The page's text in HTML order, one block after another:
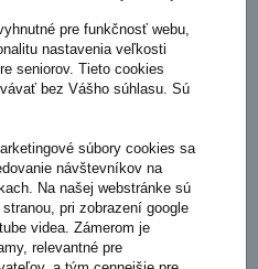
13:00 - 17:00
pre funkčnosť webu,
nastavenia veľkosti
seniorov. Tieto cookies
bez Vášho súhlasu. Sú
súbory cookies sa
návštevníkov na
Na našej webstránke sú
pri zobrazení google
videa. Zámerom je
relevantné pre